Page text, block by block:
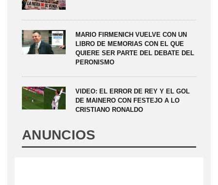
MARIO FIRMENICH VUELVE CON UN
LIBRO DE MEMORIAS CON EL QUE
QUIERE SER PARTE DEL DEBATE DEL
PERONISMO
VIDEO: EL ERROR DE REY Y EL GOL
DE MAINERO CON FESTEJO A LO
CRISTIANO RONALDO
ANUNCIOS